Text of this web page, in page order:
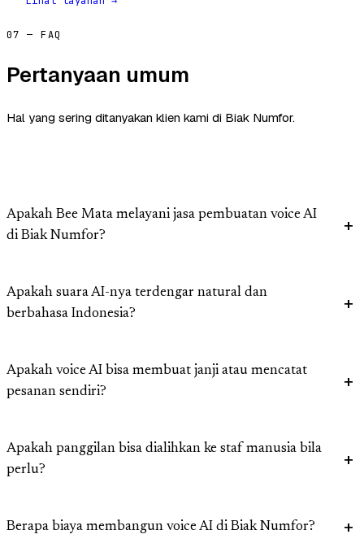
07 — FAQ
Pertanyaan umum
Hal yang sering ditanyakan klien kami di Biak Numfor.
Apakah Bee Mata melayani jasa pembuatan voice AI
di Biak Numfor?
Apakah suara AI-nya terdengar natural dan
berbahasa Indonesia?
Apakah voice AI bisa membuat janji atau mencatat
pesanan sendiri?
Apakah panggilan bisa dialihkan ke staf manusia bila
perlu?
Berapa biaya membangun voice AI di Biak Numfor?